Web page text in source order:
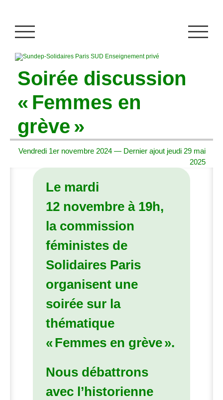
Soirée discussion
« Femmes en
grève »
Vendredi 1er novembre 2024 — Dernier ajout jeudi 29 mai
2025
Le mardi
12 novembre à 19h,
la commission
féministes de
Solidaires Paris
organisent une
soirée sur la
thématique
«Femmes en grève».
Nous débattrons
avec l’historienne